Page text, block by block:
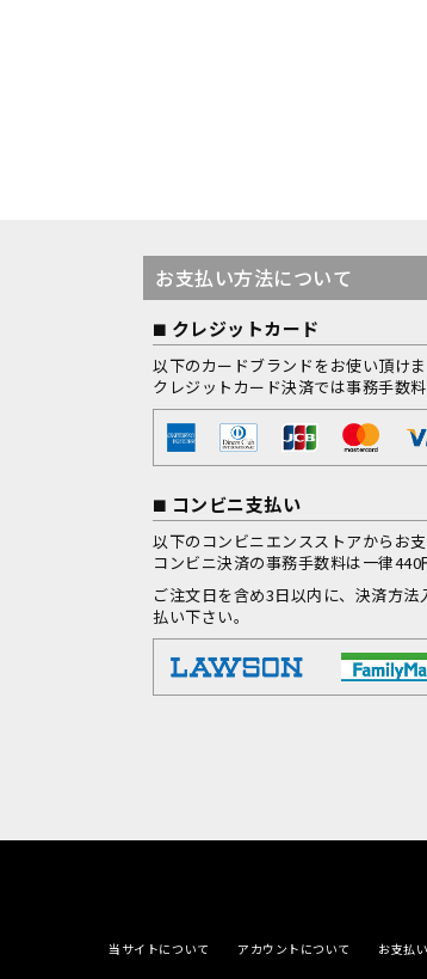
お支払い方法について
クレジットカード
以下のカードブランドをお使い頂けま
クレジットカード決済では事務手数料
コンビニ支払い
以下のコンビニエンスストアからお支
コンビニ決済の事務手数料は一律440
ご注文日を含め3日以内に、決済方
払い下さい。
当サイトについて アカウントについて お支払